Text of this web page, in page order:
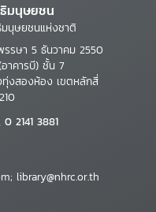
มนุษยชน
นุษยชนแห่งชาติ
รษา 5 ธันวาคม 2550
าคารบี) ชั้น 7
งสองห้อง เขตหลักสี่
0 2141 3881
library@nhrc.or.th